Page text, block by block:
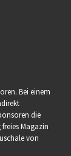
Bei einem
die
Magazin
von